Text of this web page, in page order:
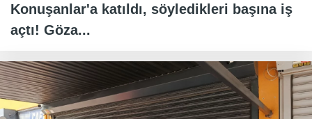
Konuşanlar'a katıldı, söyledikleri başına iş
açtı! Göza...